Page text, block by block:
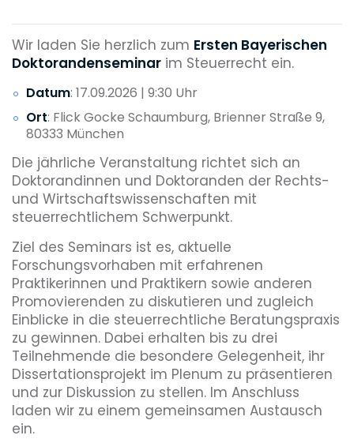
Wir laden Sie herzlich zum Ersten Bayerischen
Doktorandenseminar im Steuerrecht ein.
Datum: 17.09.2026 | 9:30 Uhr
Ort: Flick Gocke Schaumburg, Brienner Straße 9,
80333 München
Die jährliche Veranstaltung richtet sich an
Doktorandinnen und Doktoranden der Rechts-
und Wirtschaftswissenschaften mit
steuerrechtlichem Schwerpunkt.
Ziel des Seminars ist es, aktuelle
Forschungsvorhaben mit erfahrenen
Praktikerinnen und Praktikern sowie anderen
Promovierenden zu diskutieren und zugleich
Einblicke in die steuerrechtliche Beratungspraxis
zu gewinnen. Dabei erhalten bis zu drei
Teilnehmende die besondere Gelegenheit, ihr
Dissertationsprojekt im Plenum zu präsentieren
und zur Diskussion zu stellen. Im Anschluss
laden wir zu einem gemeinsamen Austausch
ein.